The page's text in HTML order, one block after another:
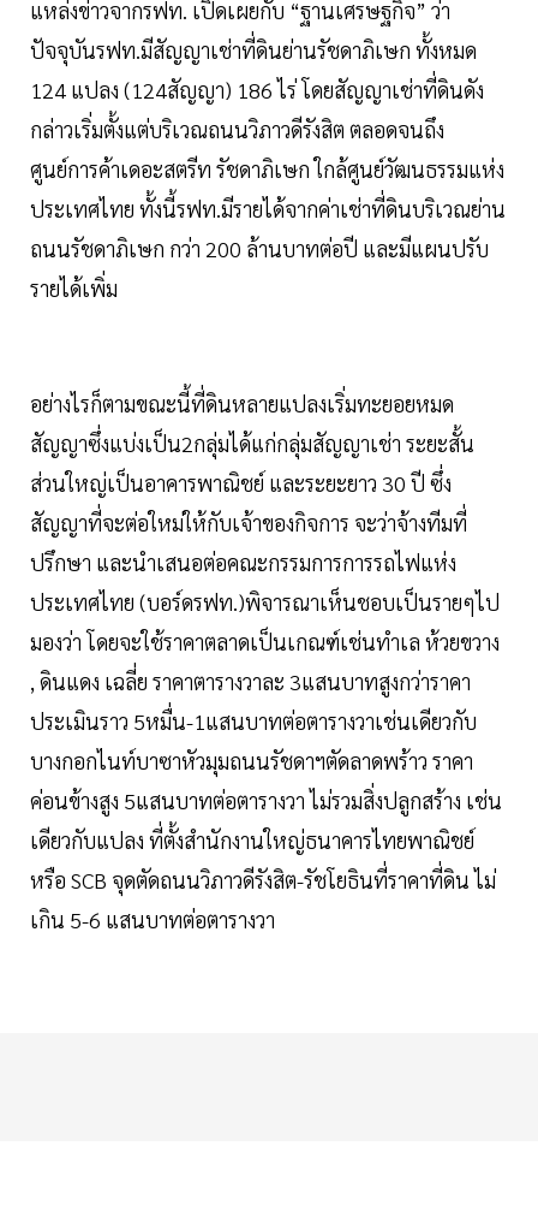
แหล่งข่าวจากรฟท. เปิดเผยกับ “ฐานเศรษฐกิจ” ว่า
ปัจจุบันรฟท.มีสัญญาเช่าที่ดินย่านรัชดาภิเษก ทั้งหมด
124 แปลง (124สัญญา) 186 ไร่ โดยสัญญาเช่าที่ดินดัง
กล่าวเริ่มตั้งแต่บริเวณถนนวิภาวดีรังสิต ตลอดจนถึง
ศูนย์การค้าเดอะสตรีท รัชดาภิเษก ใกล้ศูนย์วัฒนธรรมแห่ง
ประเทศไทย ทั้งนี้รฟท.มีรายได้จากค่าเช่าที่ดินบริเวณย่าน
ถนนรัชดาภิเษก กว่า 200 ล้านบาทต่อปี และมีแผนปรับ
รายได้เพิ่ม
อย่างไรก็ตามขณะนี้ที่ดินหลายแปลงเริ่มทะยอยหมด
สัญญาซึ่งแบ่งเป็น2กลุ่มได้แก่กลุ่มสัญญาเช่า ระยะสั้น
ส่วนใหญ่เป็นอาคารพาณิชย์ และระยะยาว 30 ปี ซึ่ง
สัญญาที่จะต่อใหม่ให้กับเจ้าของกิจการ จะว่าจ้างทีมที่
ปรึกษา และนำเสนอต่อคณะกรรมการการรถไฟแห่ง
ประเทศไทย (บอร์ดรฟท.)พิจารณาเห็นชอบเป็นรายๆไป
มองว่า โดยจะใช้ราคาตลาดเป็นเกณฑ์เช่นทำเล ห้วยขวาง
, ดินแดง เฉลี่ย ราคาตารางวาละ 3แสนบาทสูงกว่าราคา
ประเมินราว 5หมื่น-1แสนบาทต่อตารางวาเช่นเดียวกับ
บางกอกไนท์บาซาหัวมุมถนนรัชดาฯตัดลาดพร้าว ราคา
ค่อนข้างสูง 5แสนบาทต่อตารางวา ไม่รวมสิ่งปลูกสร้าง เช่น
เดียวกับแปลง ที่ตั้งสำนักงานใหญ่ธนาคารไทยพาณิชย์
หรือ SCB จุดตัดถนนวิภาวดีรังสิต-รัชโยธินที่ราคาที่ดิน ไม่
เกิน 5-6 แสนบาทต่อตารางวา